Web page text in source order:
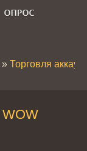
» Торговля